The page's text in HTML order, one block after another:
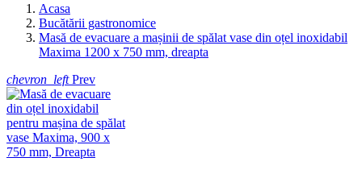
Acasa
Bucătării gastronomice
Masă de evacuare a mașinii de spălat vase din oțel inoxidabil
Maxima 1200 x 750 mm, dreapta
chevron_leftPrev